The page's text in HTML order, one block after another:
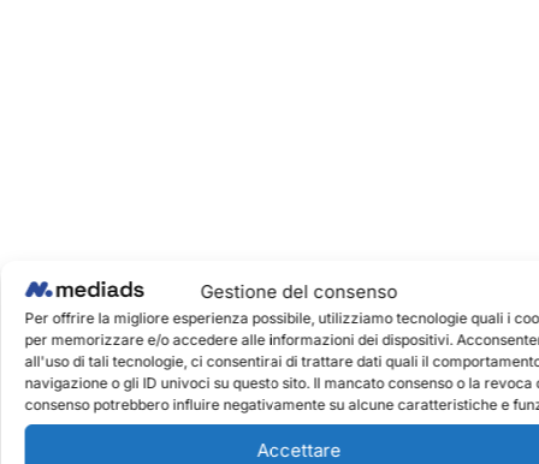
Gestione del consenso
Per offrire la migliore esperienza possibile, utilizziamo tecnologie quali i
per memorizzare e/o accedere alle informazioni dei dispositivi.
all'uso di tali tecnologie, ci consentirai di trattare dati quali il
navigazione o gli ID univoci su questo sito. Il mancato consenso o la revoca
consenso potrebbero influire negativamente su alcune caratteristiche e
Accettare